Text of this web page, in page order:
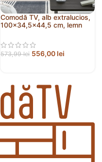
Comodă TV, alb extralucios,
100×34,5×44,5 cm, lemn
573,99lei 556,00 lei